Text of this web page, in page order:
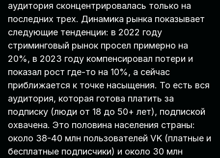
аудитория сконцентрировалась только на
последних трех. Динамика рынка показывает
следующие тенденции: в 2022 году
стриминговый рынок просел примерно на
20%, в 2023 году компенсировал потери и
показал рост где-то на 10%, а сейчас
приближается к точке насыщения. То есть вся
аудитория, которая готова платить за
подписку (люди от 18 до 50+ лет), подпиской
охвачена. Это половина населения страны:
около 38-40 млн пользователей VK (платные и
бесплатные подписчики) и около 30 млн